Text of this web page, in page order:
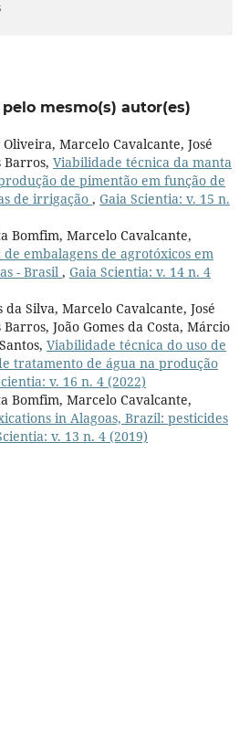
mesmo(s) autor(es)
Marcelo Cavalcante, José
Barros, Viabilidade técnica da manta
de pimentão em função de
de irrigação , Gaia Scientia: v. 15 n.
Bomfim, Marcelo Cavalcante,
embalagens de agrotóxicos em
- Brasil , Gaia Scientia: v. 14 n. 4
da Silva, Marcelo Cavalcante, José
João Gomes da Costa, Márcio
Viabilidade técnica do uso de
tratamento de água na produção
v. 16 n. 4 (2022)
Bomfim, Marcelo Cavalcante,
in Alagoas, Brazil: pesticides
v. 13 n. 4 (2019)